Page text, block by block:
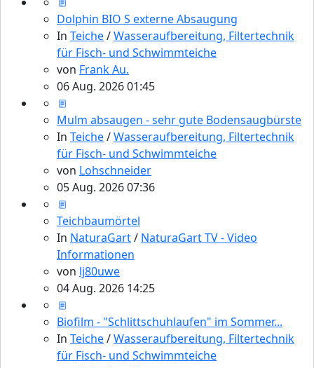
Dolphin BIO S externe Absaugung
In Teiche/Wasseraufbereitung, Filtertechnik
für Fisch- und Schwimmteiche
von Frank Au.
06 Aug. 2026 01:45
Mulm absaugen - sehr gute Bodensaugbürste
In Teiche/Wasseraufbereitung, Filtertechnik
für Fisch- und Schwimmteiche
von Lohschneider
05 Aug. 2026 07:36
Teichbaumörtel
In NaturaGart/ NaturaGart TV - Video
Informationen
von lj80uwe
04 Aug. 2026 14:25
Biofilm - "Schlittschuhlaufen" im Sommer...
In Teiche/Wasseraufbereitung, Filtertechnik
für Fisch- und Schwimmteiche